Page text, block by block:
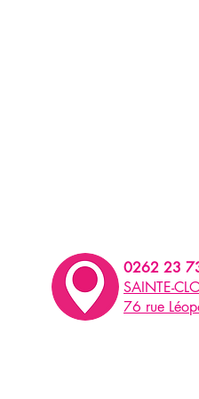
0262 23
SAINTE-
76 rue